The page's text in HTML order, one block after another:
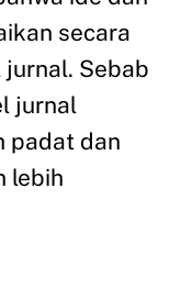
secara
Sebab
jurnal
padat dan
lebih